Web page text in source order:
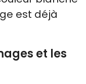
est déjà
et les